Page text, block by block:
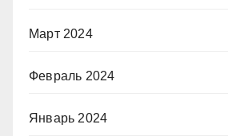
Март 2024
Февраль 2024
Январь 2024